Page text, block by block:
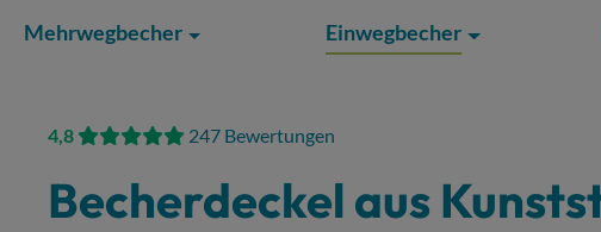
Mehrwegbecher Einwegbecher
4,8 247 Bewertungen
Becherdeckel aus